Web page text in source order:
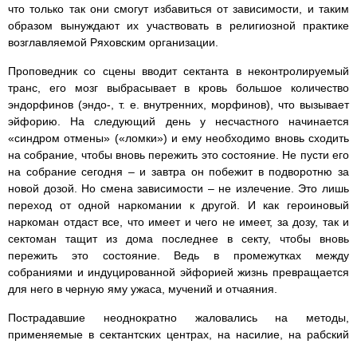
что только так они смогут избавиться от зависимости, и таким
образом вынуждают их участвовать в религиозной практике
возглавляемой Ряховским организации.
Проповедник со сцены вводит сектанта в неконтролируемый
транс, его мозг выбрасывает в кровь большое количество
эндорфинов (эндо-, т. е. внутренних, морфинов), что вызывает
эйфорию. На следующий день у несчастного начинается
«синдром отмены» («ломки») и ему необходимо вновь сходить
на собрание, чтобы вновь пережить это состояние. Не пусти его
на собрание сегодня – и завтра он побежит в подворотню за
новой дозой. Но смена зависимости – не излечение. Это лишь
переход от одной наркомании к другой. И как героиновый
наркоман отдаст все, что имеет и чего не имеет, за дозу, так и
сектоман тащит из дома последнее в секту, чтобы вновь
пережить это состояние. Ведь в промежутках между
собраниями и индуцированной эйфорией жизнь превращается
для него в черную яму ужаса, мучений и отчаяния.
Пострадавшие неоднократно жаловались на методы,
применяемые в сектантских центрах, на насилие, на рабский